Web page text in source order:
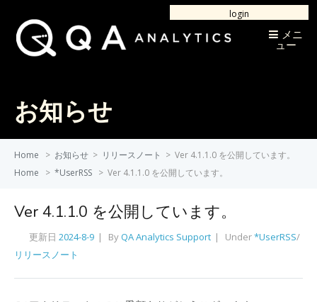
login
メニ
ュー
お知らせ
Home > お知らせ > リリースノート > Ver 4.1.1.0 を公開しています。
Home
> *UserRSS > Ver 4.1.1.0 を公開しています。
Ver 4.1.1.0 を公開しています。
更新日 2024-8-9 ByQA Analytics Support Under*UserRSS/
リリースノート